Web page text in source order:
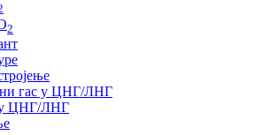
2
гас у ЦНГ/ЛНГ
у ЦНГ/ЛНГ